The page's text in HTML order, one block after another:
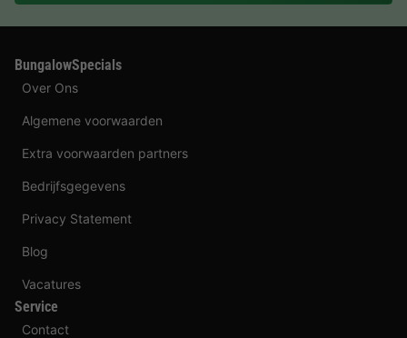
BungalowSpecials
Over Ons
Algemene voorwaarden
Extra voorwaarden partners
Bedrijfsgegevens
Privacy Statement
Blog
Vacatures
Service
Contact